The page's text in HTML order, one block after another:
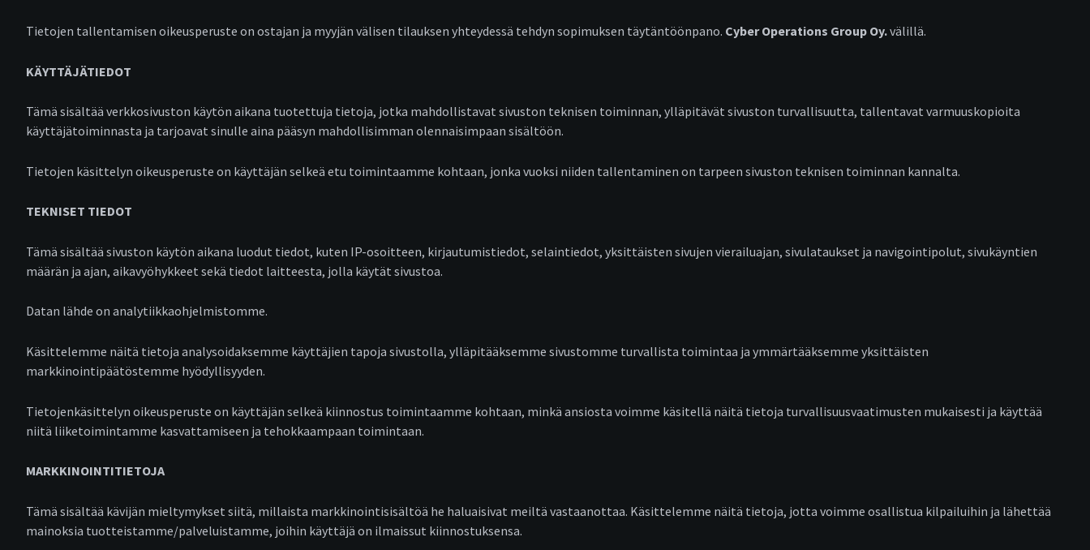
Tietojen tallentamisen oikeusperuste on ostajan ja myyjän välisen tilauksen yhteydessä tehdyn sopimuksen täytäntöönpano. Cyber Operations Group Oy.välillä.
KÄYTTÄJÄTIEDOT
Tämä sisältää verkkosivuston käytön aikana tuotettuja tietoja, jotka mahdollistavat sivuston teknisen toiminnan, ylläpitävät sivuston turvallisuutta, tallentavat varmuuskopioita
käyttäjätoiminnasta ja tarjoavat sinulle aina pääsyn mahdollisimman olennaisimpaan sisältöön.
Tietojen käsittelyn oikeusperuste on käyttäjän selkeä etu toimintaamme kohtaan, jonka vuoksi niiden tallentaminen on tarpeen sivuston teknisen toiminnan kannalta.
TEKNISET TIEDOT
Tämä sisältää sivuston käytön aikana luodut tiedot, kuten IP-osoitteen, kirjautumistiedot, selaintiedot, yksittäisten sivujen vierailuajan, sivulataukset ja navigointipolut, sivukäyntien
määrän ja ajan, aikavyöhykkeet sekä tiedot laitteesta, jolla käytät sivustoa.
Datan lähde on analytiikkaohjelmistomme.
Käsittelemme näitä tietoja analysoidaksemme käyttäjien tapoja sivustolla, ylläpitääksemme sivustomme turvallista toimintaa ja ymmärtääksemme yksittäisten
markkinointipäätöstemme hyödyllisyyden.
Tietojenkäsittelyn oikeusperuste on käyttäjän selkeä kiinnostus toimintaamme kohtaan, minkä ansiosta voimme käsitellä näitä tietoja turvallisuusvaatimusten mukaisesti ja käyttää
niitä liiketoimintamme kasvattamiseen ja tehokkaampaan toimintaan.
MARKKINOINTITIETOJA
Tämä sisältää kävijän mieltymykset siitä, millaista markkinointisisältöä he haluaisivat meiltä vastaanottaa. Käsittelemme näitä tietoja, jotta voimme osallistua kilpailuihin ja lähettää
mainoksia tuotteistamme/palveluistamme, joihin käyttäjä on ilmaissut kiinnostuksensa.